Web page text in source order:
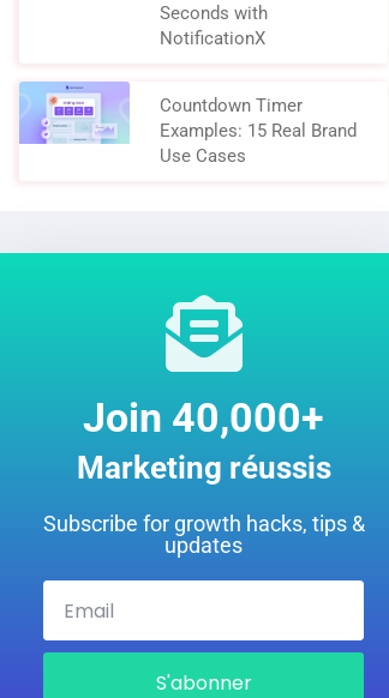
Seconds with
NotificationX
Countdown Timer
Examples: 15 Real Brand
Use Cases
Join 40,000+
Marketing réussis
Subscribe for growth hacks, tips &
updates
S'abonner